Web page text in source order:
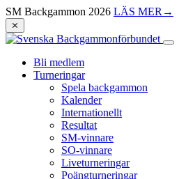
SM Backgammon 2026 LÄS MER →
⨯
Bli medlem
Turneringar
Spela backgammon
Kalender
Internationellt
Resultat
SM-vinnare
SO-vinnare
Liveturneringar
Poängturneringar